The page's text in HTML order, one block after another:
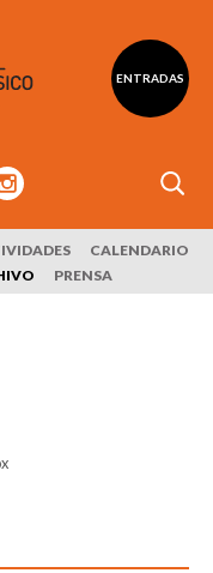
ENTRADAS
CALENDARIO
PRENSA